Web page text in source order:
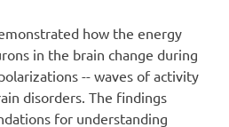
how the energy
in the brain change during
-- waves of activity
disorders. The findings
for understanding